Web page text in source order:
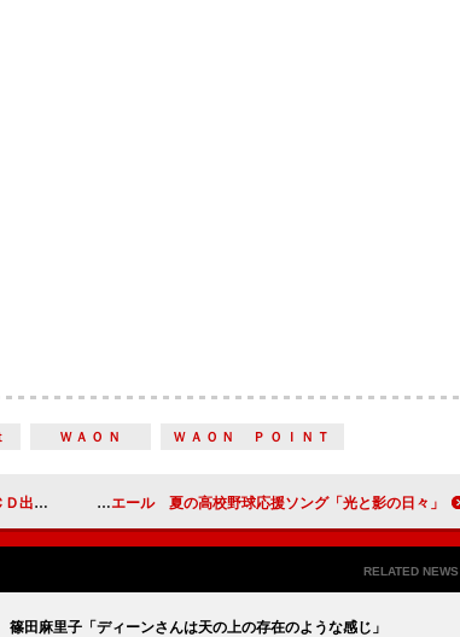
ＷＡＯＮ ＷＡＯＮ ＰＯＩＮＴ
す」 センター２連覇の指原莉乃がエール 夏の高校野球応援ソング「光と影の日々」
RELATED NEWS
田麻里子「ディーンさんは天の上の存在のような感じ」